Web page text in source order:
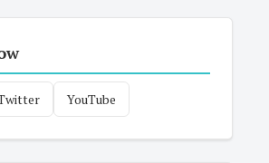
YouTube